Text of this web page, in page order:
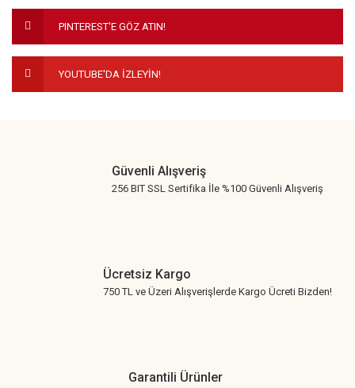
Ürün fiyatı diğer sitelerden daha pahalı.
Bu ürüne benzer farklı alternatifler olmalı.
PINTEREST'E GÖZ ATIN!
YOUTUBE'DA İZLEYİN!
Güvenli Alışveriş
256 BIT SSL Sertifika İle %100 Güvenli Alışveriş
Ücretsiz Kargo
750 TL ve Üzeri Alışverişlerde Kargo Ücreti Bizden!
Garantili Ürünler